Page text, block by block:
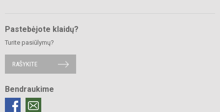
Pastebėjote klaidų?
Turite pasiūlymų?
RAŠYKITE
Bendraukime